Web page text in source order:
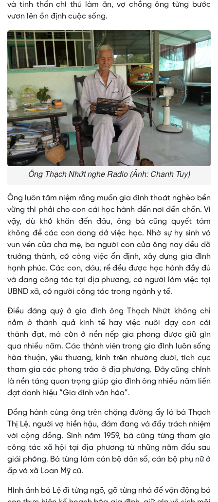
và tinh thần chí thú làm ăn, vợ chồng ông từng bước
vươn lên ổn định cuộc sống.
Ông Thạch Nhứt nghe Radio (Ảnh: Chanh Tuy)
Ông luôn tâm niệm rằng muốn gia đình thoát nghèo bền
vững thì phải cho con cái học hành đến nơi đến chốn. Vì
vậy, dù khó khăn đến đâu, ông bà cũng quyết tâm
không để các con dang dở việc học. Nhờ sự hy sinh và
vun vén của cha mẹ, ba người con của ông nay đều đã
trưởng thành, có công việc ổn định, xây dựng gia đình
hạnh phúc. Các con, dâu, rể đều được học hành đầy đủ
và đang công tác tại địa phương, có người làm việc tại
UBND xã, có người công tác trong ngành y tế.
Điều đáng quý ở gia đình ông Thạch Nhứt không chỉ
nằm ở thành quả kinh tế hay việc nuôi dạy con cái
thành đạt, mà còn ở nền nếp gia phong được giữ gìn
qua nhiều năm. Các thành viên trong gia đình luôn sống
hòa thuận, yêu thương, kính trên nhường dưới, tích cực
tham gia các phong trào ở địa phương. Đây cũng chính
là nền tảng quan trọng giúp gia đình ông nhiều năm liền
đạt danh hiệu “Gia đình văn hóa”.
Đồng hành cùng ông trên chặng đường ấy là bà Thạch
Thị Lệ, người vợ hiền hậu, đảm đang và đầy trách nhiệm
với cộng đồng. Sinh năm 1959, bà cũng từng tham gia
công tác xã hội tại địa phương từ những năm đầu sau
giải phóng. Bà từng làm cán bộ dân số, cán bộ phụ nữ ở
ấp và xã Loan Mỹ cũ.
Hình ảnh bà Lệ đi từng ngõ, gõ từng nhà để vận động bà